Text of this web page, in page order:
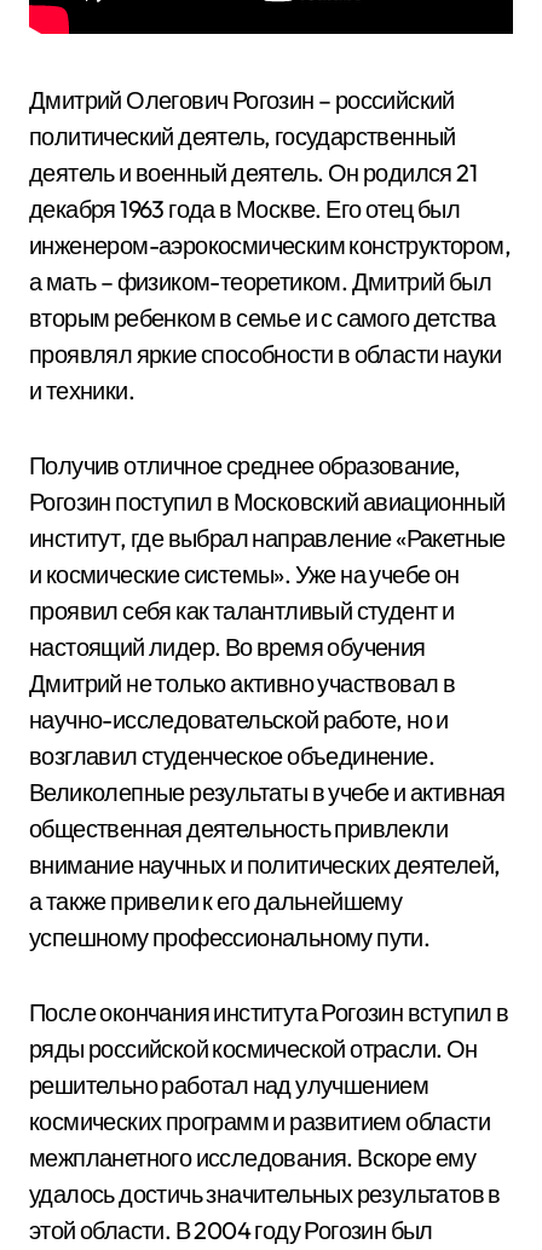
Дмитрий Олегович Рогозин – российский
политический деятель, государственный
деятель и военный деятель. Он родился 21
декабря 1963 года в Москве. Его отец был
инженером-аэрокосмическим конструктором,
а мать – физиком-теоретиком. Дмитрий был
вторым ребенком в семье и с самого детства
проявлял яркие способности в области науки
и техники.
Получив отличное среднее образование,
Рогозин поступил в Московский авиационный
институт, где выбрал направление «Ракетные
и космические системы». Уже на учебе он
проявил себя как талантливый студент и
настоящий лидер. Во время обучения
Дмитрий не только активно участвовал в
научно-исследовательской работе, но и
возглавил студенческое объединение.
Великолепные результаты в учебе и активная
общественная деятельность привлекли
внимание научных и политических деятелей,
а также привели к его дальнейшему
успешному профессиональному пути.
После окончания института Рогозин вступил в
ряды российской космической отрасли. Он
решительно работал над улучшением
космических программ и развитием области
межпланетного исследования. Вскоре ему
удалось достичь значительных результатов в
этой области. В 2004 году Рогозин был